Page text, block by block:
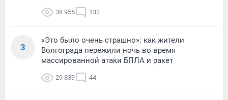
38 955 132
3
«Это было очень страшно»: как жители
Волгограда пережили ночь во время
массированной атаки БПЛА и ракет
29 839 44